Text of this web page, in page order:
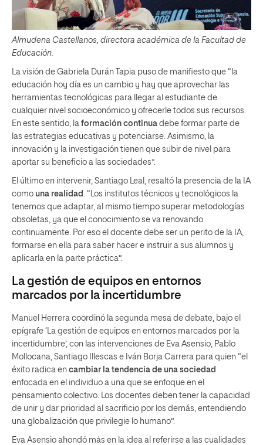
Almudena Castellanos, directora académica de la Facultad de
Educación.
La visión de Gabriela Durán Tapia puso de manifiesto que “la
educación hoy día es un cambio y hay que aprovechar las
herramientas tecnológicas para llegar al estudiante de
cualquier nivel socioeconómico y ofrecerle todos sus recursos.
En este sentido, la formación continua debe formar parte de
las estrategias educativas y potenciarse. Asimismo, la
innovación y la investigación tienen que subir de nivel para
aportar su beneficio a las sociedades”.
El último en intervenir, Santiago Leal, resaltó la presencia de la IA
como una realidad . “Los institutos técnicos y tecnológicos la
tenemos que adaptar, al mismo tiempo superar metodologías
obsoletas, ya que el conocimiento se va renovando
continuamente. Por eso el docente debe ser un perito de la IA,
formarse en ella para saber hacer e instruir a sus alumnos y
aplicarla en la parte práctica”.
La gestión de equipos en entornos
marcados por la incertidumbre
Manuel Herrera coordinó la segunda mesa de debate, bajo el
epígrafe ‘La gestión de equipos en entornos marcados por la
incertidumbre’, con las intervenciones de Eva Asensio, Pablo
Mollocana, Santiago Illescas e Iván Borja Carrera para quien “el
éxito radica en cambiar la tendencia de una sociedad
enfocada en el individuo a una que se enfoque en el
pensamiento colectivo. Los docentes deben tener la capacidad
de unir y dar prioridad al sacrificio por los demás, entendiendo
una globalización que privilegie lo humano”.
Eva Asensio ahondó más en la idea al referirse a las cualidades